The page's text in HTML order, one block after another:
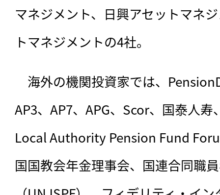
マネジメント、日興アセットマネ
トマネジメントの4社。
海外の機関投資家では、
AP3、AP7、APG、Scor、国泰人
Local Authority Pension Fund
国国教会年金理事会、国連合同職